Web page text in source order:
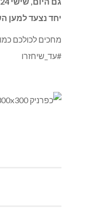
יחד נצעד למען
מחכים לכולכם
#עד_שיחזרו